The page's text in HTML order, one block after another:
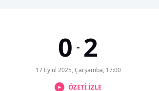
0 - 2
17 Eylül 2025, Çarşamba, 17:00
ÖZETİ İZLE